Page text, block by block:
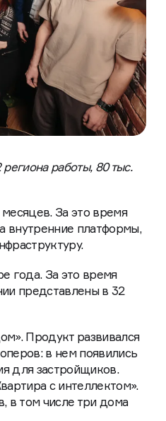
работы, 80 тыс.
За это время
внутренние платформы,
года. За это время
представлены в 32
Продукт развивался
в нем появились
для застройщиков.
с интеллектом».
в том числе три дома